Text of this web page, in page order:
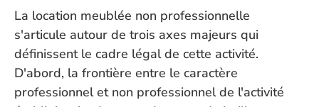
La location meublée non professionnelle
s'articule autour de trois axes majeurs qui
définissent le cadre légal de cette activité.
D'abord, la frontière entre le caractère
professionnel et non professionnel de l'activité